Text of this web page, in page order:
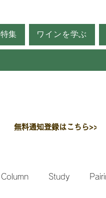
特集 ワインを学ぶ
無料通知登録はこちら>>
Column Study